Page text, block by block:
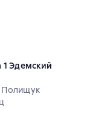
1 Эдемский
Полищук